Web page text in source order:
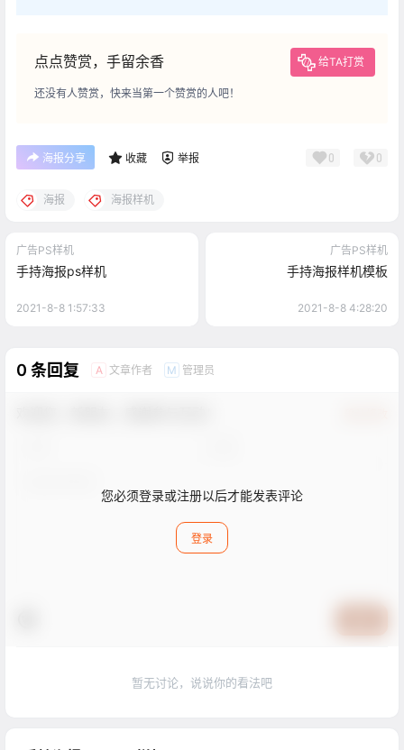
点点赞赏，手留余香 给TA打赏
还没有人赞赏，快来当第一个赞赏的人吧！
海报分享 收藏 举报 0 0
海报 海报样机
广告PS样机
手持海报ps样机
2021-8-8 1:57:33
广告PS样机
手持海报样机模板
2021-8-8 4:28:20
0 条回复 A 文章作者 M 管理员
您必须登录或注册以后才能发表评论
登录
暂无讨论，说说你的看法吧